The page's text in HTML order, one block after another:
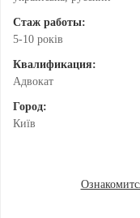
Стаж работы:
5-10 рокiв
Квалификация:
Адвокат
Город:
Київ